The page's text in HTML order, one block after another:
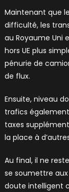
Maintenant que
difficulté, les
au Royaume Uni
hors UE plus
pénurie de
de flux.
Ensuite, niveau
trafics
taxes
la place à
Au final, il ne
se soumettre aux
doute intelligent